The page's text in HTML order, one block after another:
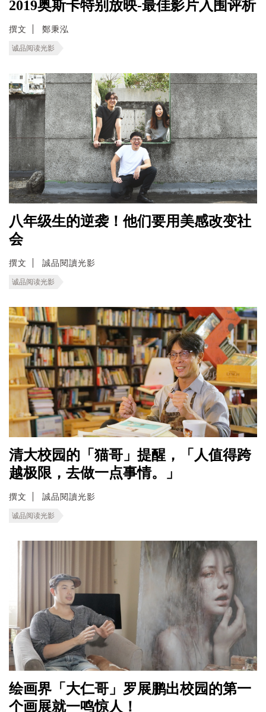
2019奥斯卡特别放映-最佳影片入围评析
撰文 鄭秉泓
诚品阅读光影
八年级生的逆袭！他们要用美感改变社
会
撰文 誠品閱讀光影
诚品阅读光影
清大校园的「猫哥」提醒，「人值得跨
越极限，去做一点事情。」
撰文 誠品閱讀光影
诚品阅读光影
绘画界「大仁哥」罗展鹏出校园的第一
个画展就一鸣惊人！